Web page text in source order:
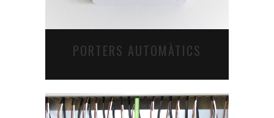
PORTERS AUTOMÀTICS